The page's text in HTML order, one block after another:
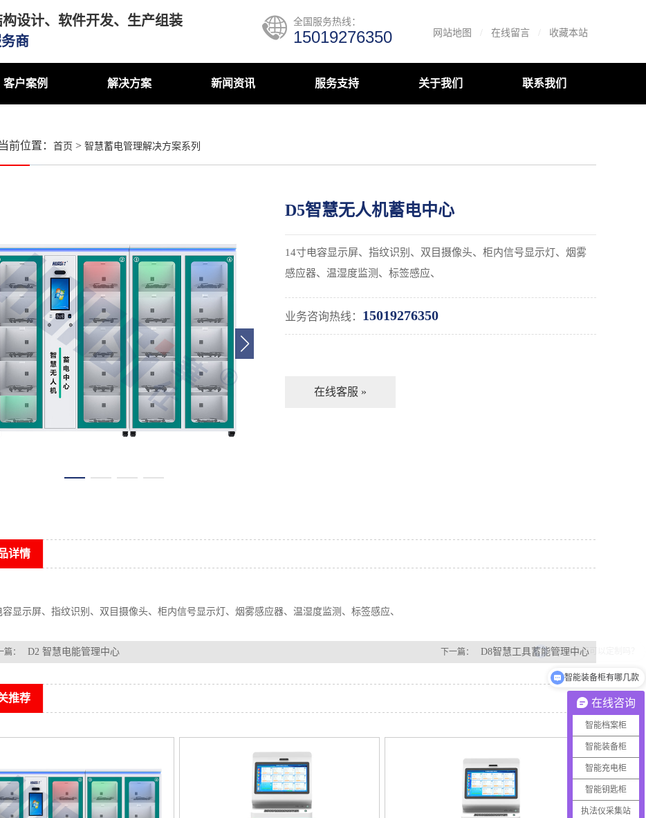
设计、软件开发、生产组装
商
全国服务热线：
15019276350 网站地图 / 在线留言 / 收藏本站
客户案例 解决方案 新闻资讯 服务支持 关于我们 联系我们
当前位置： 首页 > 智慧蓄电管理解决方案系列
D5智慧无人机蓄电中心
14寸电容显示屏、指纹识别、双目摄像头、柜内信号显示灯、烟雾
感应器、温湿度监测、标签感应、
业务咨询热线： 15019276350
在线客服 »
详情
容显示屏、指纹识别、双目摄像头、柜内信号显示灯、烟雾感应器、温湿度监测、标签感应、
篇： D2 智慧电能管理中心 下一篇： D8智慧工具蓄能管理中心
推荐 在线咨询
智能档案柜
智能装备柜
智能充电柜
智能钥匙柜
执法仪采集站
智能装备柜有哪几款